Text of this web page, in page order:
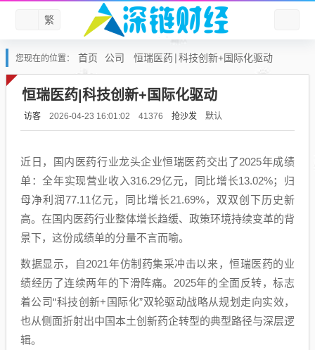
繁
您现在的位置： 首页 公司 恒瑞医药|科技创新+国际化驱动
恒瑞医药|科技创新+国际化驱动
访客 2026-04-23 16:01:02 41376 抢沙发 默认
近日，国内医药行业龙头企业恒瑞医药交出了2025年成绩
单：全年实现营业收入316.29亿元，同比增长13.02%；归
母净利润77.11亿元，同比增长21.69%，双双创下历史新
高。在国内医药行业整体增长趋缓、政策环境持续变革的背
景下，这份成绩单的分量不言而喻。
数据显示，自2021年仿制药集采冲击以来，恒瑞医药的业
绩经历了连续两年的下滑阵痛。2025年的全面反转，标志
着公司“科技创新+国际化”双轮驱动战略从规划走向实效，
也从侧面折射出中国本土创新药企转型的典型路径与深层逻
辑。